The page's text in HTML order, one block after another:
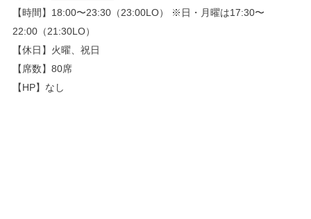
【時間】18:00〜23:30（23:00LO） ※日・月曜は17:30〜
22:00（21:30LO）
【休日】火曜、祝日
【席数】80席
【HP】なし